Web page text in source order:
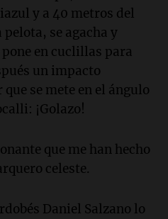
y a 40 metros del
se agacha y
en cuclillas para
un impacto
se mete en el ángulo
¡Golazo!
que me han hecho
celeste.
Daniel Salzano lo